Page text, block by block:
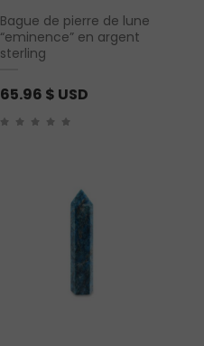
Bague de pierre de lune
“eminence” en argent
sterling
65.96 $ USD